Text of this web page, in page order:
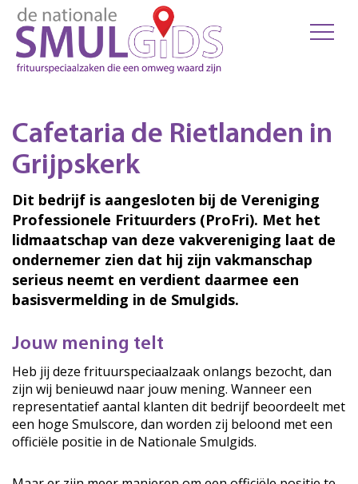
Cafetaria de Rietlanden in
Grijpskerk
Dit bedrijf is aangesloten bij de Vereniging
Professionele Frituurders (ProFri). Met het
lidmaatschap van deze vakvereniging laat de
ondernemer zien dat hij zijn vakmanschap
serieus neemt en verdient daarmee een
basisvermelding in de Smulgids.
Jouw mening telt
Heb jij deze frituurspeciaalzaak onlangs bezocht, dan
zijn wij benieuwd naar jouw mening. Wanneer een
representatief aantal klanten dit bedrijf beoordeelt met
een hoge Smulscore, dan worden zij beloond met een
officiële positie in de Nationale Smulgids.